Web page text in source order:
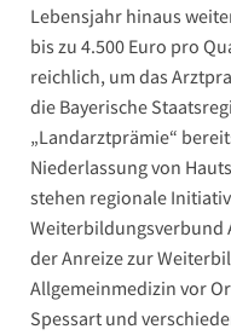
Lebensjahr hinaus
bis zu 4.500 Euro pro
reichlich, um das
die Bayerische
„Landarztprämie“
Niederlassung von
stehen regionale
Weiterbildungsverbund
der Anreize zur
Allgemeinmedizin vor
Spessart und